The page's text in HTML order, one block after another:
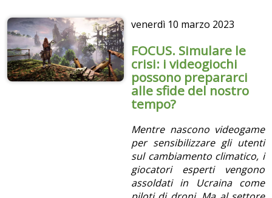
venerdì 10 marzo 2023
FOCUS. Simulare le
crisi: i videogiochi
possono prepararci
alle sfide del nostro
tempo?
Mentre nascono videogame
per sensibilizzare gli utenti
sul cambiamento climatico, i
giocatori esperti vengono
assoldati in Ucraina come